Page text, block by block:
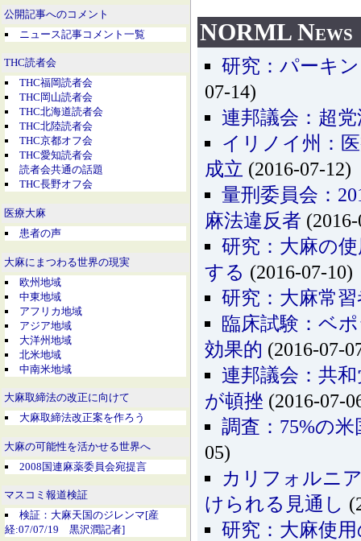
公開記事へのコメント
ニュース記事コメント一覧
THC読者会
THC福岡読者会
THC岡山読者会
THC北海道読者会
THC北陸読者会
THC京都オフ会
THC愛知読者会
読者会共通の話題
THC長野オフ会
医療大麻
患者の声
大麻にまつわる世界の現実
欧州地域
中東地域
アフリカ地域
アジア地域
大洋州地域
北米地域
中南米地域
大麻取締法の改正に向けて
大麻取締法改正案を作ろう
大麻の可能性を活かせる世界へ
2008国連麻薬委員会宛提言
マスコミ報道検証
検証：大麻天国のジレンマ[産
経:07/07/19 黒沢潤記者]
NORML News
研究：パーキ
07-14)
連邦議会：超
イリノイ州：
成立 (2016-07-12)
量刑委員会：
麻法違反者
研究：大麻の
する (2016-07-10)
研究：大麻常
臨床試験：ベ
効果的 (2016-07-
連邦議会：共
が頓挫 (2016-07-
調査：75%の
05)
カリフォルニ
けられる見通し
研究：大麻使